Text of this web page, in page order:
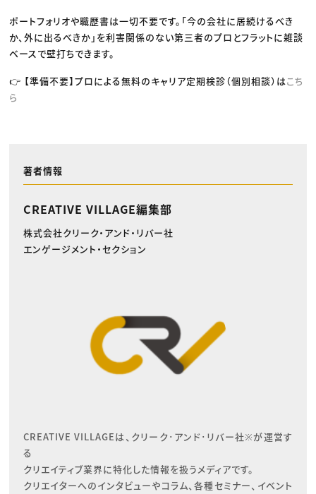
ポートフォリオや職歴書は一切不要です。「今の会社に居続けるべき
か、外に出るべきか」を利害関係のない第三者のプロとフラットに雑談
ベースで壁打ちできます。
👉 【準備不要】プロによる無料のキャリア定期検診（個別相談）はこち
ら
著者情報
CREATIVE VILLAGE編集部
株式会社クリーク・アンド・リバー社
エンゲージメント・セクション
CREATIVE VILLAGEは、クリーク･アンド･リバー社※が運営す
る
クリエイティブ業界に特化した情報を扱うメディアです。
クリエイターへのインタビューやコラム、各種セミナー、イベント